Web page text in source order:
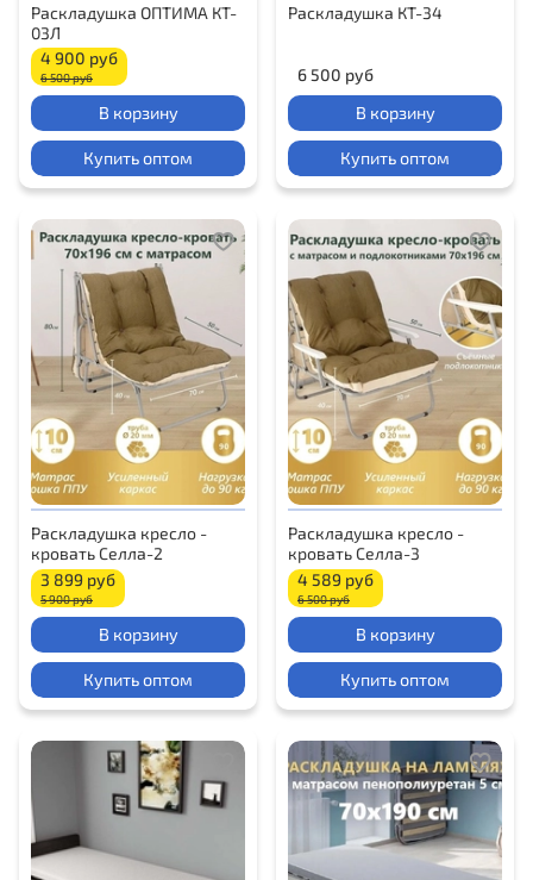
Раскладушка ОПТИМА КT-
03Л
4 900 руб
6 500 руб
В корзину
Купить оптом
Раскладушка КT-34
6 500 руб
В корзину
Купить оптом
Раскладушка кресло -
кровать Селла-2
3 899 руб
5 900 руб
В корзину
Купить оптом
Раскладушка кресло -
кровать Селла-3
4 589 руб
6 500 руб
В корзину
Купить оптом